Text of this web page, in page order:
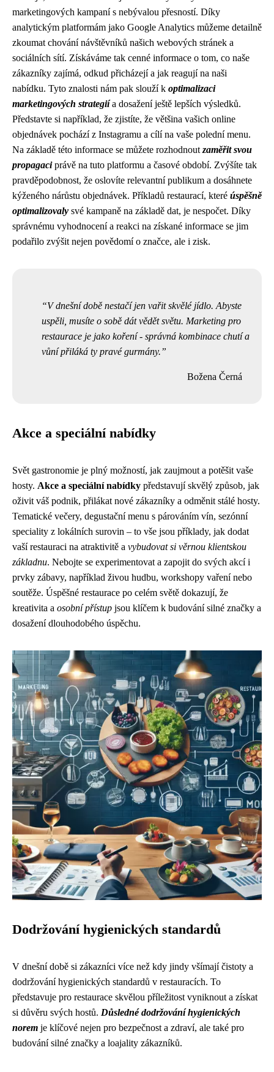
marketingových kampaní s nebývalou přesností. Díky
analytickým platformám jako Google Analytics můžeme detailně
zkoumat chování návštěvníků našich webových stránek a
sociálních sítí. Získáváme tak cenné informace o tom, co naše
zákazníky zajímá, odkud přicházejí a jak reagují na naši
nabídku. Tyto znalosti nám pak slouží k optimalizaci
marketingových strategiía dosažení ještě lepších výsledků.
Představte si například, že zjistíte, že většina vašich online
objednávek pochází z Instagramu a cílí na vaše polední menu.
Na základě této informace se můžete rozhodnout zaměřit svou
propagaciprávě na tuto platformu a časové období. Zvýšíte tak
pravděpodobnost, že oslovíte relevantní publikum a dosáhnete
kýženého nárůstu objednávek. Příkladů restaurací, které úspěšně
optimalizovaly své kampaně na základě dat, je nespočet. Díky
správnému vyhodnocení a reakci na získané informace se jim
podařilo zvýšit nejen povědomí o značce, ale i zisk.
V dnešní době nestačí jen vařit skvělé jídlo. Abyste
uspěli, musíte o sobě dát vědět světu. Marketing pro
restaurace je jako koření - správná kombinace chutí a
vůní přiláká ty pravé gurmány.
Božena Černá
Akce a speciální nabídky
Svět gastronomie je plný možností, jak zaujmout a potěšit vaše
hosty. Akce a speciální nabídky představují skvělý způsob, jak
oživit váš podnik, přilákat nové zákazníky a odměnit stálé hosty.
Tematické večery, degustační menu s párováním vín, sezónní
speciality z lokálních surovin – to vše jsou příklady, jak dodat
vaší restauraci na atraktivitě a vybudovat si věrnou klientskou
základnu. Nebojte se experimentovat a zapojit do svých akcí i
prvky zábavy, například živou hudbu, workshopy vaření nebo
soutěže. Úspěšné restaurace po celém světě dokazují, že
kreativita a osobní přístup jsou klíčem k budování silné značky a
dosažení dlouhodobého úspěchu.
Dodržování hygienických standardů
V dnešní době si zákazníci více než kdy jindy všímají čistoty a
dodržování hygienických standardů v restauracích. To
představuje pro restaurace skvělou příležitost vyniknout a získat
si důvěru svých hostů. Důsledné dodržování hygienických
norem je klíčové nejen pro bezpečnost a zdraví, ale také pro
budování silné značky a loajality zákazníků.